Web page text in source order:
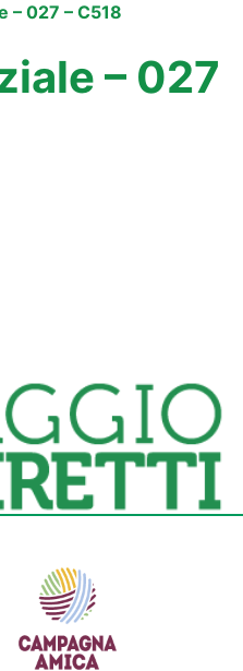
– 027 – C518
– 027